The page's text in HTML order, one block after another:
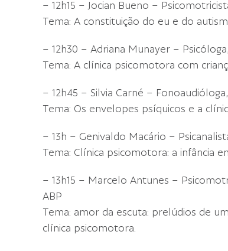
– 12h15 – Jocian Bueno –
Tema: A constituição do eu e do
– 12h30 – Adriana Munayer –
Tema: A clínica psicomotora com
– 12h45 – Silvia Carné –
Tema: Os envelopes psíquicos e a
– 13h – Genivaldo Macário –
Tema: Clínica psicomotora: a infância
– 13h15 – Marcelo Antunes –
ABP
Tema: amor da escuta: prelúdios de
clínica psicomotora.